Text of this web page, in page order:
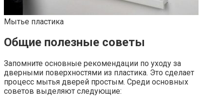
Мытье пластика
Общие полезные советы
Запомните основные рекомендации по уходу за
дверными поверхностями из пластика. Это сделает
процесс мытья дверей простым. Среди основных
советов выделяют следующие: